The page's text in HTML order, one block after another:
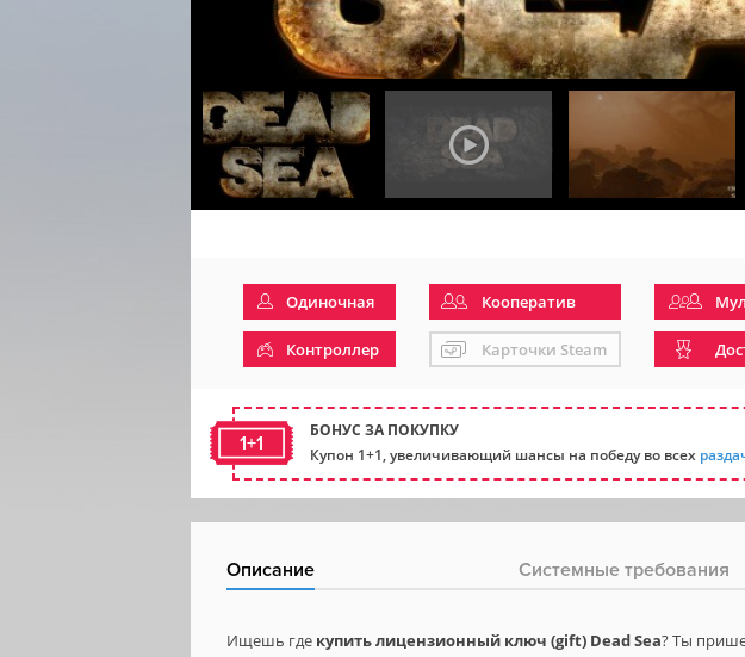
Одиночная Кооператив
Контроллер Карточки Steam
1+1
БОНУС ЗА ПОКУПКУ
Купон 1+1, увеличивающий шансы на победу во всех
Описание Системные требования
Ищешь где купить лицензионный ключ (gift) Dead Sea? Ты